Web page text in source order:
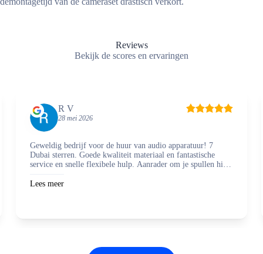
Reviews
Bekijk de scores en ervaringen
R V
28 mei 2026
Geweldig bedrijf voor de huur van audio apparatuur! 7
Dubai sterren. Goede kwaliteit materiaal en fantastische
service en snelle flexibele hulp. Aanrader om je spullen hier
Lees meer